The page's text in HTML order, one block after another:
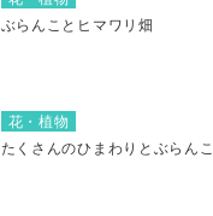
ぶらんことヒマワリ畑
花・植物
たくさんのひまわりとぶらんこ